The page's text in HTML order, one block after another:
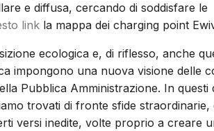
e diffusa, cercando di soddisfare le
link la mappa dei charging point
ecologica e, di riflesso, anche
impongono una nuova visione delle
Pubblica Amministrazione. In questi
trovati di fronte sfide straordinarie,
versi inedite, volte proprio a creare